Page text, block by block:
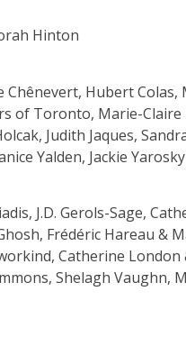
Hinton
Chênevert, Hubert
of Toronto, Marie-Claire
Judith Jaques,
Yalden, Jackie Yarosky
J.D. Gerols-Sage,
Frédéric Hareau &
Catherine
Shelagh Vaughn,